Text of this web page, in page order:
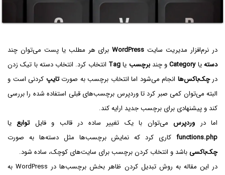
در نرم‌افزار مدیریت سایت WordPressبرای هر مطلب یا پست می‌توان چند
دستهیاCategoryو چندبرچسب یاTag انتخاب کرد. انتخاب دسته با تیک زدن
درچک‌باکس‌ها انجام می‌شود اما انتخاب برچسب به صورتتایپ کردنی است و
البته می‌توان کمی صبر کرد تا وردپرس برچسب‌های قبلی استفاده شده را بررسی
کند و پیشنهادی برای برچسب جدید ارایه کند.
اما در وردپرسمی‌توان با یک تغییر ساده در قالب و فایلتوابع یا
functions.php کاری کرد که نمایش برچسب‌ها مثل دسته‌ها به صورت
چک‌باکسیباشد و انتخاب کردن برچسب برای سایت‌های کوچک، ساده شود.
در این مقاله به روش تبدیل کردن ظاهر بخش برچسب‌ها در WordPress به